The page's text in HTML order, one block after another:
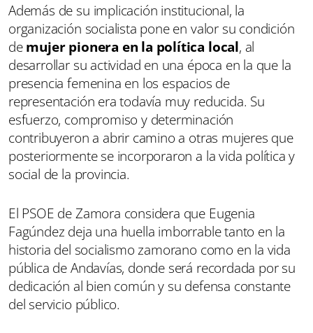
Además de su implicación institucional, la
organización socialista pone en valor su condición
demujer pionera en la política local, al
desarrollar su actividad en una época en la que la
presencia femenina en los espacios de
representación era todavía muy reducida. Su
esfuerzo, compromiso y determinación
contribuyeron a abrir camino a otras mujeres que
posteriormente se incorporaron a la vida política y
social de la provincia.
El PSOE de Zamora considera que Eugenia
Fagúndez deja una huella imborrable tanto en la
historia del socialismo zamorano como en la vida
pública de Andavías, donde será recordada por su
dedicación al bien común y su defensa constante
del servicio público.